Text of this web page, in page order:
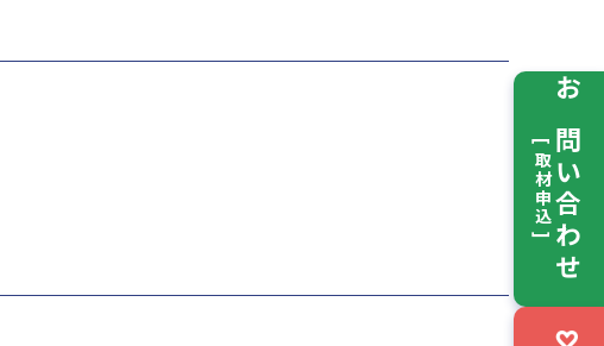
お問い合わせ
[ 取材申込 ]